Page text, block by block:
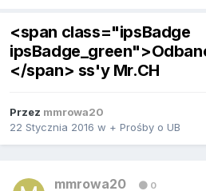
<span class="ipsBadge
</span> ss'y Mr.CH
Przez mmrowa20
22 Stycznia 2016 w + Prośby o UB
mmrowa20 0